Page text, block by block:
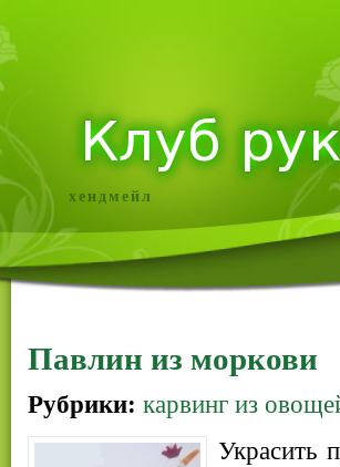
хендмейл
Павлин из моркови
Рубрики: карвинг из
Украсить